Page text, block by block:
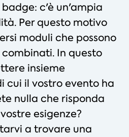
c'è un'ampia
Per questo motivo
moduli che possono
In questo
insieme
cui il vostro evento ha
nulla che risponda
esigenze?
a trovare una